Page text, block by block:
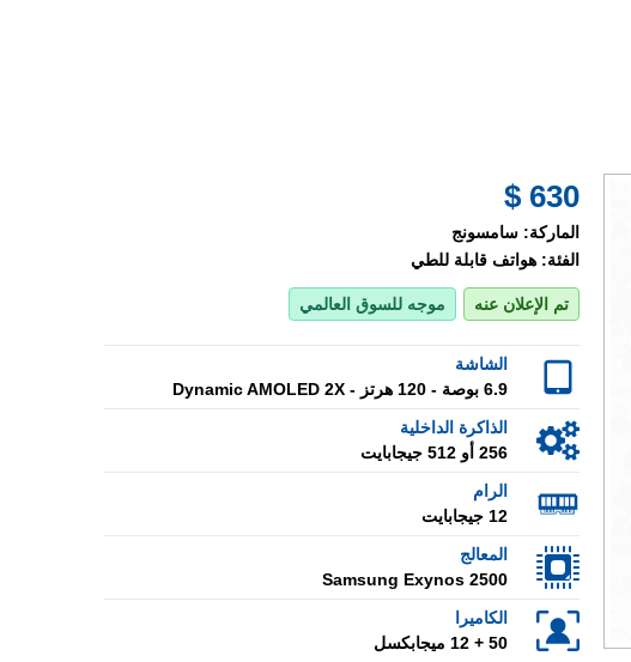
630 $
الماركة: سامسونج
الفئة: هواتف قابلة للطي
تم الإعلان عنه موجه للسوق العالمي
الشاشة
6.9 بوصة - 120 هرتز - Dynamic AMOLED 2X
الذاكرة الداخلية
256 أو 512 جيجابايت
الرام
12 جيجابايت
المعالج
Samsung Exynos 2500
الكاميرا
50 + 12 ميجابكسل